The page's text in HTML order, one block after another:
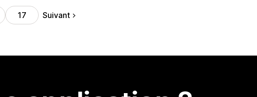
17 Suivant